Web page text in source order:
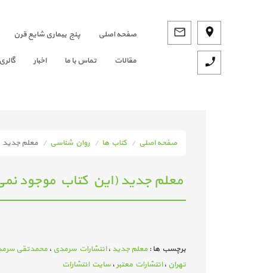
صفحه اصلي پنج بیماری شایع قرن
مقالات تماس با ما اخبار
صفحه اصلی کتاب ها روان شناسی معلم جدید
معلم جدید (این کتاب موجود
برچسب ها :معلم جدید ،انتشارات سرمدی ،محمدتقی
تهران ،انتشارات معتبر،سایت انتشارات